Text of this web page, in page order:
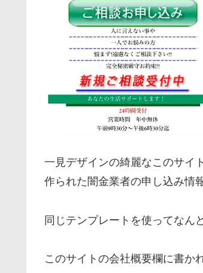
一見デザインの綺麗なこのサイ
作られた闇金業者の申し込み情
同じテンプレートを使ってなん
このサイトの会社概要欄に書か